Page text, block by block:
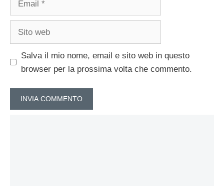
Salva il mio nome, email e sito web in questo
browser per la prossima volta che commento.